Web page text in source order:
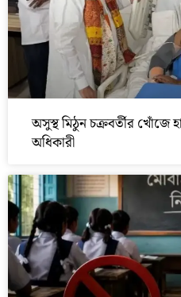
অসুস্থ মিঠুন চক্রবর্তীর খোঁজে
অধিকারী